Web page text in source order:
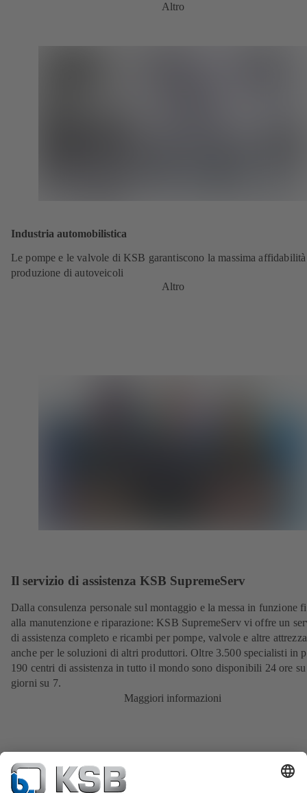
Altro
Industria automobilistica
Le pompe e le valvole di KSB garantiscono la massima
produzione di autoveicoli
Altro
Il servizio di assistenza KSB SupremeServ
Dalla consulenza personale sul montaggio e la messa in funzione
alla manutenzione e riparazione: KSB SupremeServ vi offre un
di assistenza completo e ricambi per pompe, valvole e altre
anche per le soluzioni di altri produttori. Oltre 3.500 specialisti in
190 centri di assistenza in tutto il mondo sono disponibili 24 ore
giorni su 7.
Maggiori informazioni